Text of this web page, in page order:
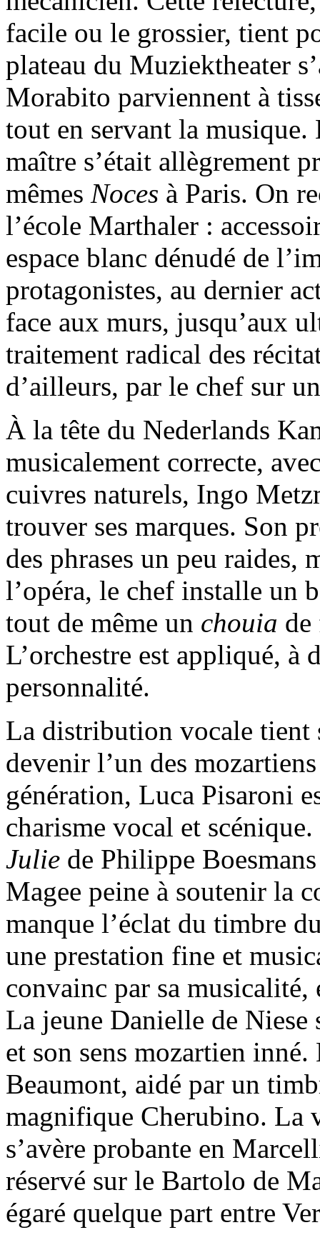
facile ou le grossier, tient
plateau du Muziektheater
Morabito parviennent à
tout en servant la musique.
maître s’était allègrement
mêmes Noces à Paris. On
l’école Marthaler :
espace blanc dénudé de
protagonistes, au dernier
face aux murs, jusqu’aux
traitement radical des
d’ailleurs, par le chef sur
À la tête du Nederlands
musicalement correcte,
cuivres naturels, Ingo
trouver ses marques. Son
des phrases un peu raides,
l’opéra, le chef installe un
tout de même un chouia de
L’orchestre est appliqué, à
personnalité.
La distribution vocale tient
devenir l’un des
génération, Luca Pisaroni
charisme vocal et
Julie de Philippe
Magee peine à soutenir la
manque l’éclat du timbre
une prestation fine et
convainc par sa musicalité,
La jeune Danielle de
et son sens mozartien
Beaumont, aidé par un
magnifique Cherubino. La
s’avère probante en
réservé sur le Bartolo de
égaré quelque part entre